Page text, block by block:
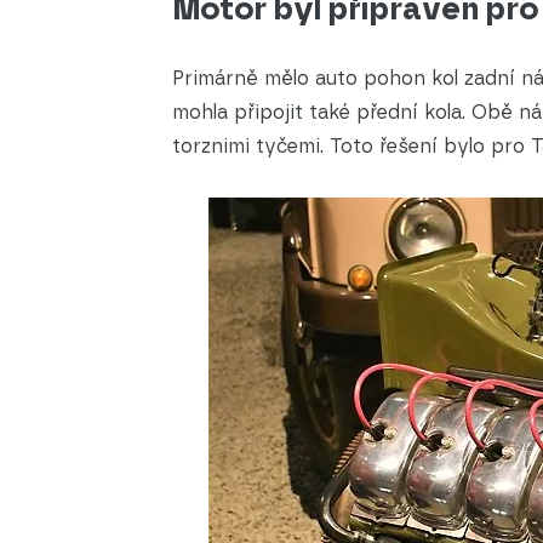
Motor byl připraven
Primárně mělo auto pohon kol zadní
mohla připojit také přední kola. Obě
torznimi tyčemi. Toto řešení bylo pro